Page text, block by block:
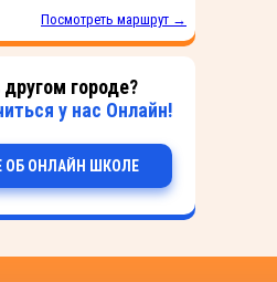
городе?
у нас Онлайн!
ОБ ОНЛАЙН ШКОЛЕ
Посмотреть маршрут →